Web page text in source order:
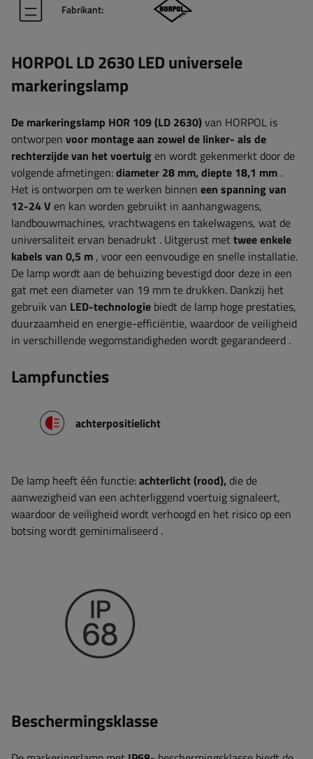
Fabrikant:
HORPOL LD 2630 LED universele
markeringslamp
De markeringslamp HOR 109 (LD 2630)van HORPOL is
ontworpen voor montage aan zowel de linker- als de
rechterzijde van het voertuig en wordt gekenmerkt door de
volgende afmetingen:diameter 28 mm, diepte 18,1 mm .
Het is ontworpen om te werken binnen een spanning van
12-24 V en kan worden gebruikt in aanhangwagens,
landbouwmachines, vrachtwagens en takelwagens, wat de
universaliteit ervan benadrukt . Uitgerust mettwee enkele
kabels van 0,5 m , voor een eenvoudige en snelle installatie.
De lamp wordt aan de behuizing bevestigd door deze in een
gat met een diameter van 19 mm te drukken. Dankzij het
gebruik van LED-technologie biedt de lamp hoge prestaties,
duurzaamheid en energie-efficiëntie, waardoor de veiligheid
in verschillende wegomstandigheden wordt gegarandeerd .
Lampfuncties
achterpositielicht
De lamp heeft één functie:achterlicht (rood), die de
aanwezigheid van een achterliggend voertuig signaleert,
waardoor de veiligheid wordt verhoogd en het risico op een
botsing wordt geminimaliseerd .
Beschermingsklasse